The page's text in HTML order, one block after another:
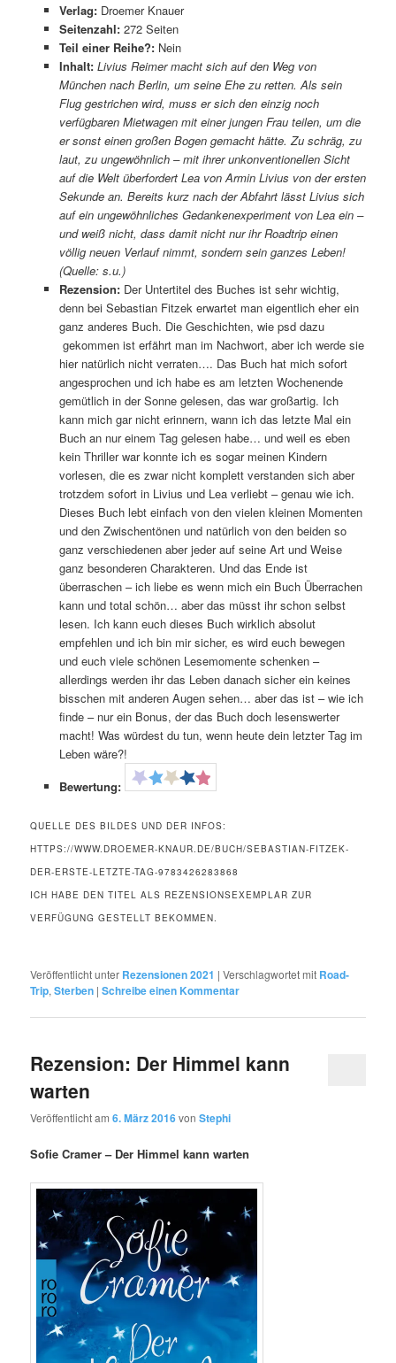
Verlag: Droemer Knauer
Seitenzahl:272 Seiten
Teil einer Reihe?: Nein
Inhalt: Livius Reimer macht sich auf den Weg von
München nach Berlin, um seine Ehe zu retten. Als sein
Flug gestrichen wird, muss er sich den einzig noch
verfügbaren Mietwagen mit einer jungen Frau teilen, um die
er sonst einen großen Bogen gemacht hätte. Zu schräg, zu
laut, zu ungewöhnlich – mit ihrer unkonventionellen Sicht
auf die Welt überfordert Lea von Armin Livius von der ersten
Sekunde an. Bereits kurz nach der Abfahrt lässt Livius sich
auf ein ungewöhnliches Gedankenexperiment von Lea ein –
und weiß nicht, dass damit nicht nur ihr Roadtrip einen
völlig neuen Verlauf nimmt, sondern sein ganzes Leben!
(Quelle: s.u.)
Rezension: Der Untertitel des Buches ist sehr wichtig,
denn bei Sebastian Fitzek erwartet man eigentlich eher ein
ganz anderes Buch. Die Geschichten, wie psd dazu
gekommen ist erfährt man im Nachwort, aber ich werde sie
hier natürlich nicht verraten…. Das Buch hat mich sofort
angesprochen und ich habe es am letzten Wochenende
gemütlich in der Sonne gelesen, das war großartig. Ich
kann mich gar nicht erinnern, wann ich das letzte Mal ein
Buch an nur einem Tag gelesen habe… und weil es eben
kein Thriller war konnte ich es sogar meinen Kindern
vorlesen, die es zwar nicht komplett verstanden sich aber
trotzdem sofort in Livius und Lea verliebt – genau wie ich.
Dieses Buch lebt einfach von den vielen kleinen Momenten
und den Zwischentönen und natürlich von den beiden so
ganz verschiedenen aber jeder auf seine Art und Weise
ganz besonderen Charakteren. Und das Ende ist
überraschen – ich liebe es wenn mich ein Buch Überrachen
kann und total schön… aber das müsst ihr schon selbst
lesen. Ich kann euch dieses Buch wirklich absolut
empfehlen und ich bin mir sicher, es wird euch bewegen
und euch viele schönen Lesemomente schenken –
allerdings werden ihr das Leben danach sicher ein keines
bisschen mit anderen Augen sehen… aber das ist – wie ich
finde – nur ein Bonus, der das Buch doch lesenswerter
macht! Was würdest du tun, wenn heute dein letzter Tag im
Leben wäre?!
Bewertung:
QUELLE DES BILDES UND DER INFOS:
HTTPS://WWW.DROEMER-KNAUR.DE/BUCH/SEBASTIAN-FITZEK-
DER-ERSTE-LETZTE-TAG-9783426283868
ICH HABE DEN TITEL ALS REZENSIONSEXEMPLAR ZUR
VERFÜGUNG GESTELLT BEKOMMEN.
Veröffentlicht unter Rezensionen 2021 |Verschlagwortet mit Road-
Trip,Sterben |Schreibe einen Kommentar
Rezension: Der Himmel kann
warten
Veröffentlicht am6. März 2016vonStephi
Sofie Cramer – Der Himmel kann warten